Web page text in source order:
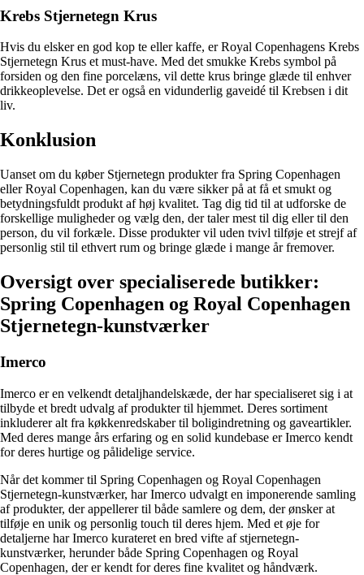
Krebs Stjernetegn Krus
Hvis du elsker en god kop te eller kaffe, er Royal Copenhagens Krebs
Stjernetegn Krus et must-have. Med det smukke Krebs symbol på
forsiden og den fine porcelæns, vil dette krus bringe glæde til enhver
drikkeoplevelse. Det er også en vidunderlig gaveidé til Krebsen i dit
liv.
Konklusion
Uanset om du køber Stjernetegn produkter fra Spring Copenhagen
eller Royal Copenhagen, kan du være sikker på at få et smukt og
betydningsfuldt produkt af høj kvalitet. Tag dig tid til at udforske de
forskellige muligheder og vælg den, der taler mest til dig eller til den
person, du vil forkæle. Disse produkter vil uden tvivl tilføje et strejf af
personlig stil til ethvert rum og bringe glæde i mange år fremover.
Oversigt over specialiserede butikker:
Spring Copenhagen og Royal Copenhagen
Stjernetegn-kunstværker
Imerco
Imerco er en velkendt detaljhandelskæde, der har specialiseret sig i at
tilbyde et bredt udvalg af produkter til hjemmet. Deres sortiment
inkluderer alt fra køkkenredskaber til boligindretning og gaveartikler.
Med deres mange års erfaring og en solid kundebase er Imerco kendt
for deres hurtige og pålidelige service.
Når det kommer til Spring Copenhagen og Royal Copenhagen
Stjernetegn-kunstværker, har Imerco udvalgt en imponerende samling
af produkter, der appellerer til både samlere og dem, der ønsker at
tilføje en unik og personlig touch til deres hjem. Med et øje for
detaljerne har Imerco kurateret en bred vifte af stjernetegn-
kunstværker, herunder både Spring Copenhagen og Royal
Copenhagen, der er kendt for deres fine kvalitet og håndværk.